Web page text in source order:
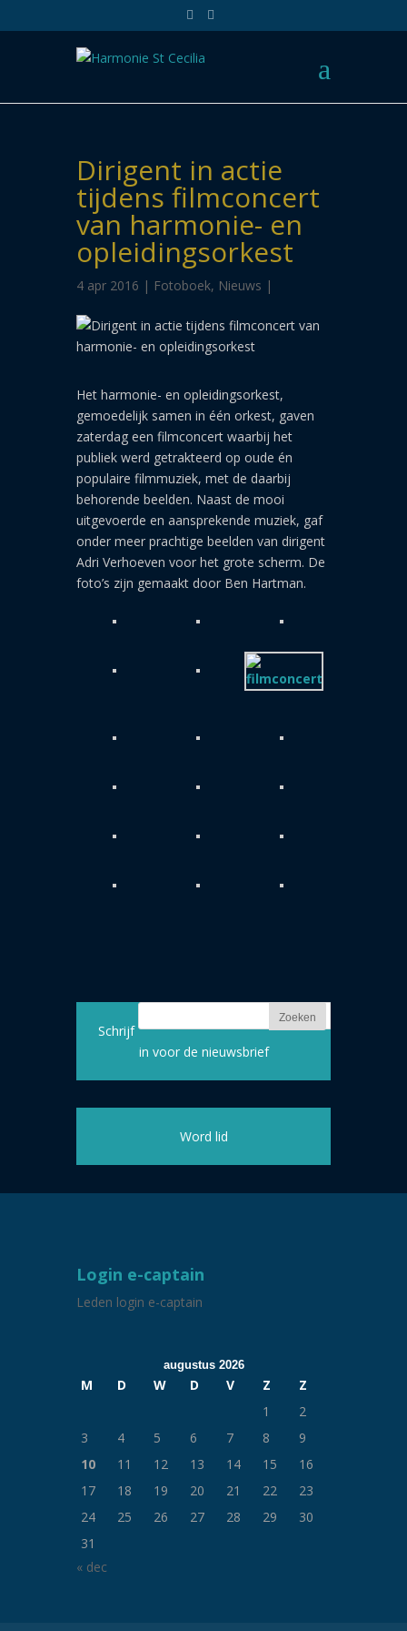
Dirigent in actie
tijdens filmconcert
van harmonie- en
opleidingsorkest
4 apr 2016 | Fotoboek, Nieuws |
Het harmonie- en opleidingsorkest,
gemoedelijk samen in één orkest, gaven
zaterdag een filmconcert waarbij het
publiek werd getrakteerd op oude én
populaire filmmuziek, met de daarbij
behorende beelden. Naast de mooi
uitgevoerde en aansprekende muziek, gaf
onder meer prachtige beelden van dirigent
Adri Verhoeven voor het grote scherm. De
foto’s zijn gemaakt door Ben Hartman.
Schrijf
in voor de nieuwsbrief
Word lid
Login e-captain
Leden login e-captain
augustus 2026
M D W D V Z
Z
1
2
3
4 5 6 7 8
9
10
11 12 13 14 15
16
17
18 19 20 21 22
23
24
25 26 27 28 29
30
31
« dec